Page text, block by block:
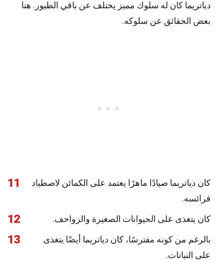
دياتريما كان له سلوك مميز يختلف عن باقي الطيور. هنا
بعض الحقائق عن سلوكه.
11
كان دياتريما صيادًا ماهرًا يعتمد على الكمائن لاصطياد
فرائسه.
12 كان يتغذى على الحيوانات الصغيرة والزواحف.
13
بالرغم من كونه مفترسًا، كان دياتريما أيضًا يتغذى
على النباتات.